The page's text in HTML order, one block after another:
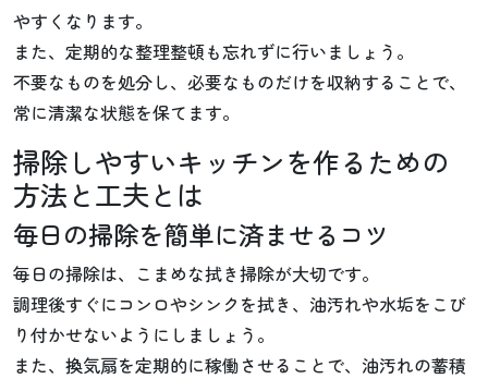
やすくなります。
また、定期的な整理整頓も忘れずに行いましょう。
不要なものを処分し、必要なものだけを収納することで、
常に清潔な状態を保てます。
掃除しやすいキッチンを作るための
方法と工夫とは
毎日の掃除を簡単に済ませるコツ
毎日の掃除は、こまめな拭き掃除が大切です。
調理後すぐにコンロやシンクを拭き、油汚れや水垢をこび
り付かせないようにしましょう。
また、換気扇を定期的に稼働させることで、油汚れの蓄積